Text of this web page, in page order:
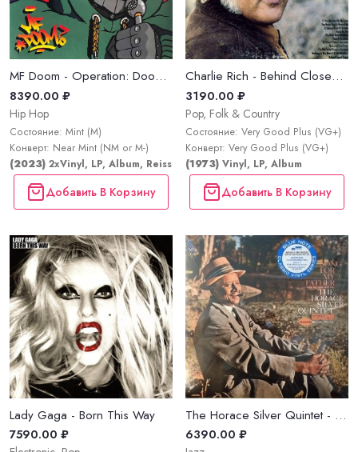
MF Doom - Operation: Doomsday
8390.00 ₽
Hip Hop
Состояние: Mint (M)
Конверт: Near Mint (NM or M-)
(2023) 2xVinyl, LP, Album, Reissue
Добавить В Корзину
Charlie Rich - Behind Closed Doors
3190.00 ₽
Pop, Folk & Country
Состояние: Very Good Plus (VG+)
Конверт: Very Good Plus (VG+)
(1973) Vinyl, LP, Album
Добавить В Корзину
Lady Gaga - Born This Way
7590.00 ₽
The Horace Silver Quintet - Song For My Father (Cantiga Para Meu Pai)
6390.00 ₽